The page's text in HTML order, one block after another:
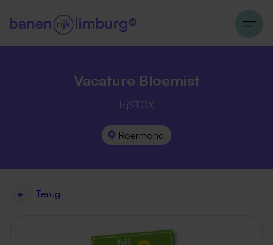
Vacature Bloemist
bijSTOX
Roermond
Terug